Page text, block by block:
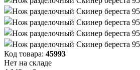
Код товара: 45993
Нет на складе